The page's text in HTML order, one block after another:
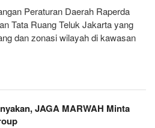
Peraturan Daerah Raperda
Tata Ruang Teluk Jakarta yang
dan zonasi wilayah di kawasan
JAGA MARWAH Minta